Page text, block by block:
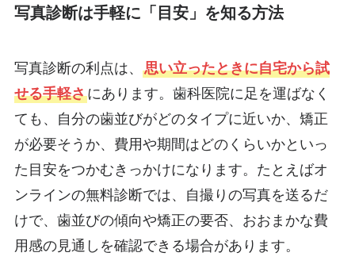
写真診断は手軽に「目安」を知る方法
写真診断の利点は、 思い立ったときに自宅から試
せる手軽さにあります。歯科医院に足を運ばなく
ても、自分の歯並びがどのタイプに近いか、矯正
が必要そうか、費用や期間はどのくらいかといっ
た目安をつかむきっかけになります。たとえばオ
ンラインの無料診断では、自撮りの写真を送るだ
けで、歯並びの傾向や矯正の要否、おおまかな費
用感の見通しを確認できる場合があります。